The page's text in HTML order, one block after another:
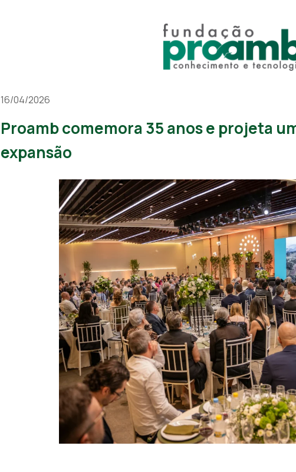
16/04/2026
Proamb comemora 35 anos e projeta
expansão